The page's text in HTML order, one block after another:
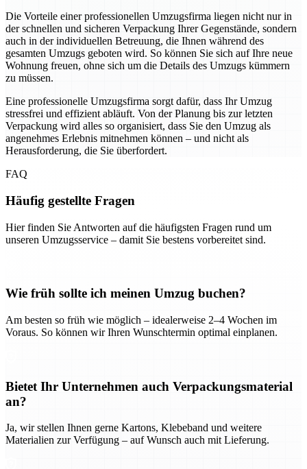
Die Vorteile einer professionellen Umzugsfirma liegen nicht nur in
der schnellen und sicheren Verpackung Ihrer Gegenstände, sondern
auch in der individuellen Betreuung, die Ihnen während des
gesamten Umzugs geboten wird. So können Sie sich auf Ihre neue
Wohnung freuen, ohne sich um die Details des Umzugs kümmern
zu müssen.
Eine professionelle Umzugsfirma sorgt dafür, dass Ihr Umzug
stressfrei und effizient abläuft. Von der Planung bis zur letzten
Verpackung wird alles so organisiert, dass Sie den Umzug als
angenehmes Erlebnis mitnehmen können – und nicht als
Herausforderung, die Sie überfordert.
FAQ
Häufig gestellte Fragen
Hier finden Sie Antworten auf die häufigsten Fragen rund um
unseren Umzugsservice – damit Sie bestens vorbereitet sind.
Wie früh sollte ich meinen Umzug buchen?
Am besten so früh wie möglich – idealerweise 2–4 Wochen im
Voraus. So können wir Ihren Wunschtermin optimal einplanen.
Bietet Ihr Unternehmen auch Verpackungsmaterial
an?
Ja, wir stellen Ihnen gerne Kartons, Klebeband und weitere
Materialien zur Verfügung – auf Wunsch auch mit Lieferung.